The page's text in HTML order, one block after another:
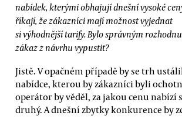
nabídek, kterými obhajují dnešní vysoké
říkají, že zákazníci mají možnost vyjednat
si výhodnější tarify. Bylo správným
zákaz z návrhu vypustit?
Jistě. V opačném případě by se trh
nabídce, kterou by zákazníci byli
operátor by věděl, za jakou cenu nabízí
druhý. A dnešní zbytky konkurence by